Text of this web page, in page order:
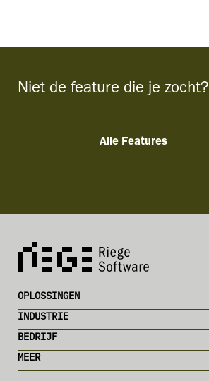
Alle Features
Niet de feature die je zocht?
MEER
BEDRIJF
INDUSTRIE
OPLOSSINGEN